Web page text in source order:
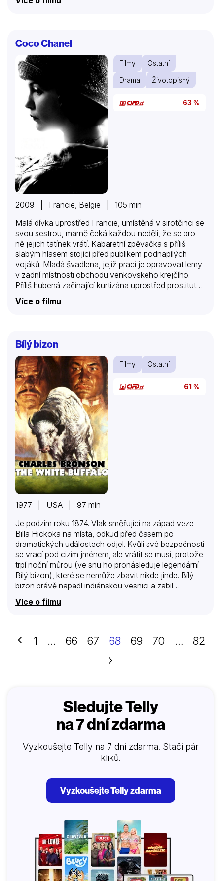
Coco Chanel
Filmy
Ostatní
Drama
Životopisný
63 %
2009 | Francie, Belgie | 105 min
Malá dívka uprostřed Francie, umístěná v sirotčinci se
svou sestrou, marně čeká každou neděli, že se pro
ně jejich tatínek vrátí. Kabaretní zpěvačka s příliš
slabým hlasem stojící před publikem podnapilých
vojáků. Mladá švadlena, jejíž prací je opravovat lemy
v zadní místnosti obchodu venkovského krejčího.
Příliš hubená začínající kurtizána uprostřed prostitutek
Étienna Balsana. Zamilovaná žena, která ví, že
košil svých milenců. To je příběh Coco Chanel. Příběh
moderní ženy, která navždy změnila svět módy, svět
žen.
Více o filmu
Bílý bizon
Filmy Ostatní
61 %
1977 | USA | 97 min
Je podzim roku 1874. Vlak směřující na západ veze
Billa Hickoka na místa, odkud před časem po
dramatických událostech odjel. Kvůli své bezpečnosti
se vrací pod cizím jménem, ale vrátit se musí, protože
trpí noční můrou (ve snu ho pronásleduje legendární
Bílý bizon), které se nemůže zbavit nikde jinde. Bílý
bizon právě napadl indiánskou vesnici a zabil
malinkou dcerku bojovníka Splašeného koně.
Splašený kůň dceru hlasitě oplakává, ale to se
vrátí, až když bizona zabije a přinese jeho kůži. Bill
(vystupuje jako James Otis) pokračuje spolu s
přítelem Charliem v cestě na sever až do oblasti, kam
Více o filmu
Předchozí
1 … 66 67 68 69 70 …
82
Další
Sledujte Telly
na 7 dní zdarma
Vyzkoušejte Telly na 7 dní zdarma. Stačí pár
kliků.
Vyzkoušejte Telly zdarma